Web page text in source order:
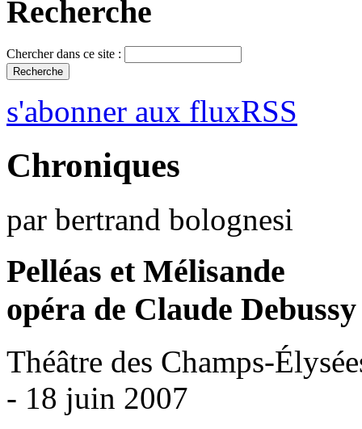
Recherche
Chercher dans ce site :
s'abonner aux fluxRSS
Chroniques
par bertrand bolognesi
Pelléas et Mélisande
opéra de Claude Debussy
Théâtre des Champs-
- 18 juin 2007